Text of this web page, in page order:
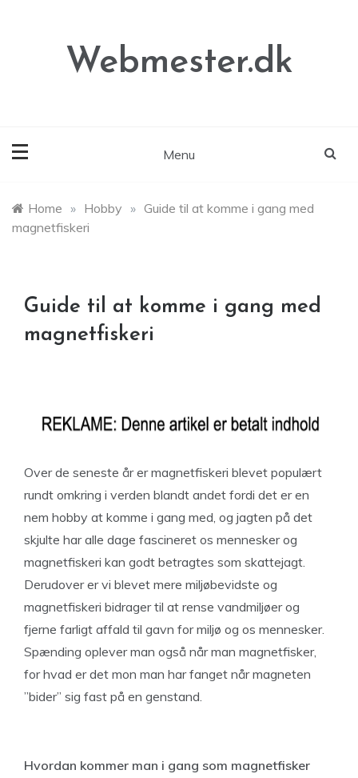
Webmester.dk
Menu
Home » Hobby » Guide til at komme i gang med
magnetfiskeri
Guide til at komme i gang med
magnetfiskeri
Over de seneste år er magnetfiskeri blevet populært
rundt omkring i verden blandt andet fordi det er en
nem hobby at komme i gang med, og jagten på det
skjulte har alle dage fascineret os mennesker og
magnetfiskeri kan godt betragtes som skattejagt.
Derudover er vi blevet mere miljøbevidste og
magnetfiskeri bidrager til at rense vandmiljøer og
fjerne farligt affald til gavn for miljø og os mennesker.
Spænding oplever man også når man magnetfisker,
for hvad er det mon man har fanget når magneten
”bider” sig fast på en genstand.
Hvordan kommer man i gang som magnetfisker